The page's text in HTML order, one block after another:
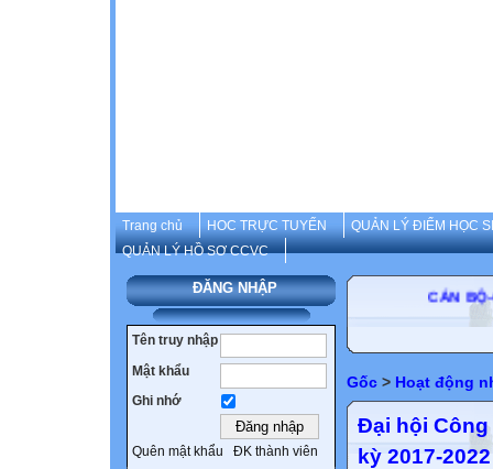
Trang chủ HOC TRỰC TUYẾN
QUẢN LÝ ĐIỂM HỌC
QUẢN LÝ HỒ SƠ CCVC
ĐĂNG NHẬP
Tên truy nhập
Mật khẩu
Ghi nhớ
Quên mật khẩu ĐK thành viên
CÁN BỘ-
Gốc > Hoạt động
Đại hội
kỳ 2017-2022